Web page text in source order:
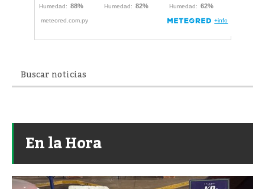
En la Hora